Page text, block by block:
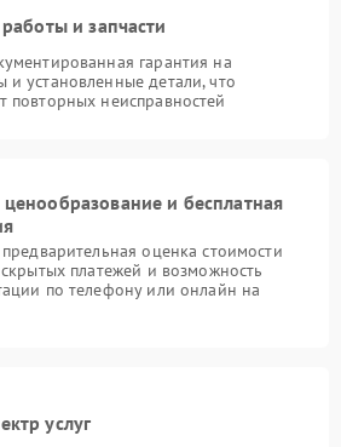
и запчасти
гарантия на
установленные детали, что
повторных неисправностей
и бесплатная
оценка стоимости
платежей и возможность
по телефону или онлайн на
услуг